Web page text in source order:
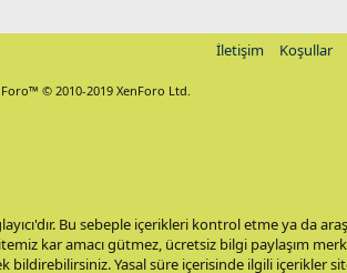
İletişim Koşullar
© 2010-2019 XenForo Ltd.
Bu sebeple içerikleri kontrol etme ya da
kar amacı gütmez, ücretsiz bilgi paylaşım
bildirebilirsiniz. Yasal süre içerisinde ilgili içerikler